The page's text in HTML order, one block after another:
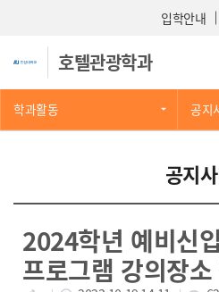
Skip Menu입학안내
호텔관광학과
학과활동 공지
공지
2024학년 예비신
프로그램 강의장소